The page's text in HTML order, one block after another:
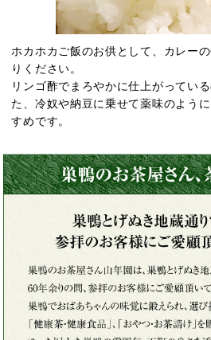
ホカホカご飯のお供として、カレー
りください。
リンゴ酢でまろやかに仕上がってい
た、冷奴や納豆に乗せて薬味のよう
すめです。